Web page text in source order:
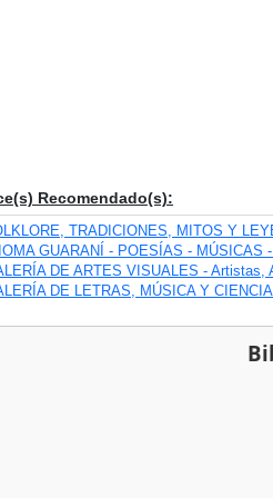
Recomendado(s):
TRADICIONES, MITOS Y
GUARANÍ - POESÍAS -
DE ARTES VISUALES - Artistas,
DE LETRAS, MÚSICA Y